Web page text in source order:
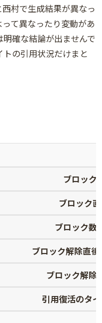
村で生成結果が異なっ
て異なったり変動があ
確な結論が出ませんで
の引用状況だけまと
ブロック
ブロック
ブロック数
ブロック解除直
ブロック解除
引用復活のタ